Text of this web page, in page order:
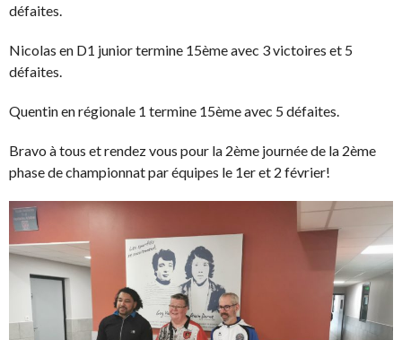
défaites.
Nicolas en D1 junior termine 15ème avec 3 victoires et 5
défaites.
Quentin en régionale 1 termine 15ème avec 5 défaites.
Bravo à tous et rendez vous pour la 2ème journée de la 2ème
phase de championnat par équipes le 1er et 2 février!